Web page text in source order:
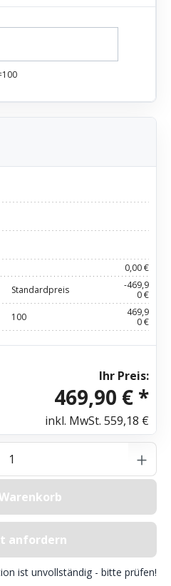
0,00 €
Standardpreis
-469,9
0 €
100
469,9
0 €
Ihr Preis:
469,90 € *
inkl. MwSt. 559,18 €
den gewünschten
anfordern
ist unvollständig - bitte prüfen!